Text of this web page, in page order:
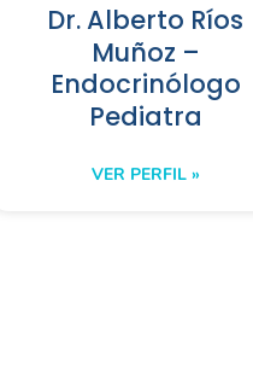
Dr. Alberto Ríos
Muñoz –
Endocrinólogo
Pediatra
VER PERFIL »